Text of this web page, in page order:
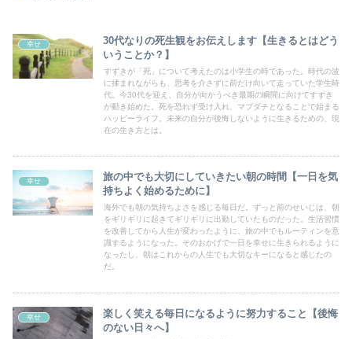
幸せ
30代なりの死生観をお伝えします【生きるとはどう
いうことか？】
すずきが「死」について考えたのは小学生の時であった。時代の波
に揉まれながらも、思考を介さずに前だけ向いて走っていた学生時
代。今30代を迎え、自分が向かうべき最期の瞬間に向けてすずき
が動き始めた。死を恐れず受け入れ、マブダチとなることで始まる
ハッピーライフ。未来の自分が後悔しないように生きるための、現
在の生き方とは。
幸せ
旅の中でも大切にしていきたい朝の時間【一日を気
持ちよく始めるために】
海外でも朝の気持ちよさを感じる毎日だ。ずっと前のせいじは、朝
をギリギリに起きてギリギリに出勤していたものだった。生活習慣
を改善してから人生が変わったように、旅の中でもルーティンを意
識するようになった。そのおかげで一日を幸せに生きられるように
なったし、朝はこれからの人生でも大切なキーになると感じたの
だ。
幸せ
楽しく笑える毎日になるように努力すること【後悔
のない日々へ】